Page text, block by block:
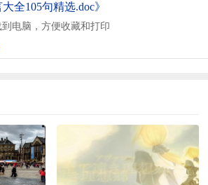
全105句精选.doc》
电脑，方便收藏和打印